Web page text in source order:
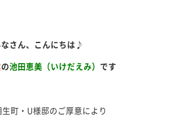
さん、こんにちは ♪
の池田恵美（いけだえみ） です
町・U様邸のご厚意により